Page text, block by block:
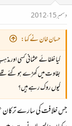
دسمبر 15، 2012
حسان خان نے کہا:
کیا خلفائے عثمانی کسی
بغاوت میں کھڑے ہو گئے
کیوں روک رہے ہیں؟
جس خلافت کی سارے ترکان